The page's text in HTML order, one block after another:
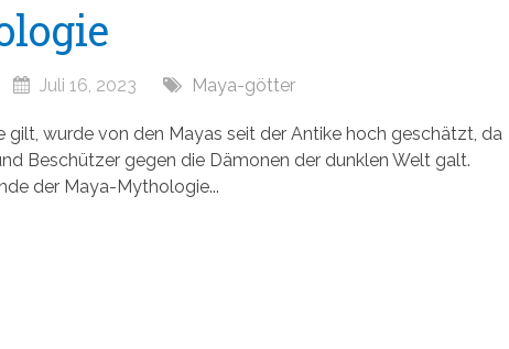
Juli 16, 2023 Maya-götter
gilt, wurde von den Mayas seit der Antike hoch geschätzt, da
Beschützer gegen die Dämonen der dunklen Welt galt.
der Maya-Mythologie...